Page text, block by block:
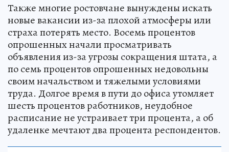
Также многие ростовчане вынуждены искать
новые вакансии из-за плохой атмосферы или
страха потерять место. Восемь процентов
опрошенных начали просматривать
объявления из-за угрозы сокращения штата, а
по семь процентов опрошенных недовольны
своим начальством и тяжелыми условиями
труда. Долгое время в пути до офиса утомляет
шесть процентов работников, неудобное
расписание не устраивает три процента, а об
удаленке мечтают два процента респондентов.